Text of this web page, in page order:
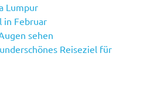
Lumpur
in Februar
sehen
Reiseziel für